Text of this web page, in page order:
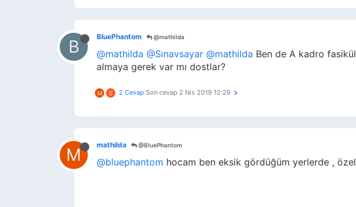
B BluePhantom @mathilda
@mathilda @Sınavsayar @mathilda Ben de A kadro
almaya gerek var mı dostlar?
M S 2 Cevap Son cevap 2 Nis 2019 12:29
M mathilda @BluePhantom
@bluephantom hocam ben eksik gördüğüm yerlerde ,